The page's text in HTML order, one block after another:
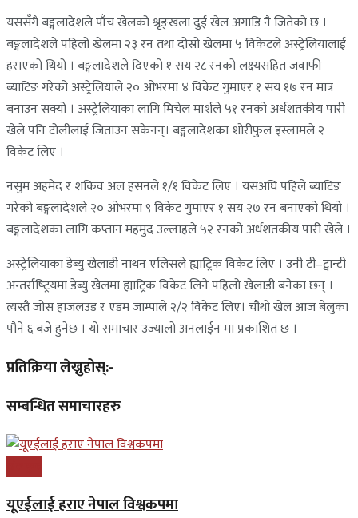
यससँगै बङ्गलादेशले पाँच खेलको श्रृङ्खला दुई खेल अगाडि नै जितेको छ ।
बङ्गलादेशले पहिलो खेलमा २३ रन तथा दोस्रो खेलमा ५ विकेटले अस्ट्रेलियालाई
हराएको थियो । बङ्गलादेशले दिएको १ सय २८ रनको लक्ष्यसहित जवाफी
ब्याटिङ गरेको अस्ट्रेलियाले २० ओभरमा ४ विकेट गुमाएर १ सय १७ रन मात्र
बनाउन सक्यो । अस्ट्रेलियाका लागि मिचेल मार्शले ५१ रनको अर्धशतकीय पारी
खेले पनि टोलीलाई जिताउन सकेनन्। बङ्गलादेशका शोरीफुल इस्लामले २
विकेट लिए ।
नसुम अहमेद र शकिव अल हसनले १/१ विकेट लिए । यसअघि पहिले ब्याटिङ
गरेको बङ्गलादेशले २० ओभरमा ९ विकेट गुमाएर १ सय २७ रन बनाएको थियो ।
बङ्गलादेशका लागि कप्तान महमुद उल्लाहले ५२ रनको अर्धशतकीय पारी खेले ।
अस्ट्रेलियाका डेब्यु खेलाडी नाथन एलिसले ह्याट्रिक विकेट लिए । उनी टी–ट्वान्टी
अन्तर्राष्‍ट्रियमा डेब्यु खेलमा ह्याट्रिक विकेट लिने पहिलो खेलाडी बनेका छन् ।
त्यस्तै जोस हाजलउड र एडम जाम्पाले २/२ विकेट लिए। चौथो खेल आज बेलुका
पौने ६ बजे हुनेछ । यो समाचार उज्यालो अनलाईन मा प्रकाशित छ ।
प्रतिक्रिया लेख्नुहोस्:-
सम्बन्धित समाचारहरु
यूएईलाई हराए नेपाल विश्वकपमा